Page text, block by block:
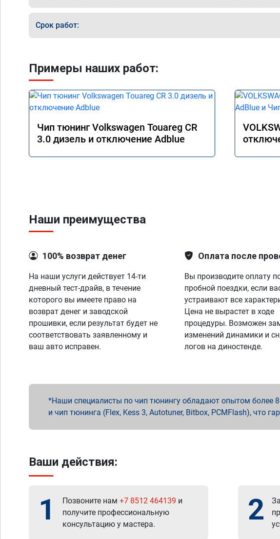
Срок работ:
Примеры наших работ:
Чип тюнинг Volkswagen Touareg CR
3.0 дизель и отключение Adblue
Наши преимущества
100% возврат денег
На наши услуги действует 14-ти
дневный тест-драйв, в течение
которого вы имеете право на
возврат денег и заводской
прошивки, если результат будет не
соответствовать заявленному и
ваш авто исправен.
Оплата после
Вы производите оплату
пробной поездки, если
устраивают все
Цена не вырастет в ходе
процедуры. Возможен
изменений динамики и
логов на диностенде.
Наши специалисты по чип тюнингу обладают опытом более
и чип тюнинга (Flex, Kess 3, Autotuner, Bitbox, PCMFlash), что
Ваши действия:
1 Позвоните нам +7 8512 464139 и
получите профессиональную
консультацию у мастера.
2